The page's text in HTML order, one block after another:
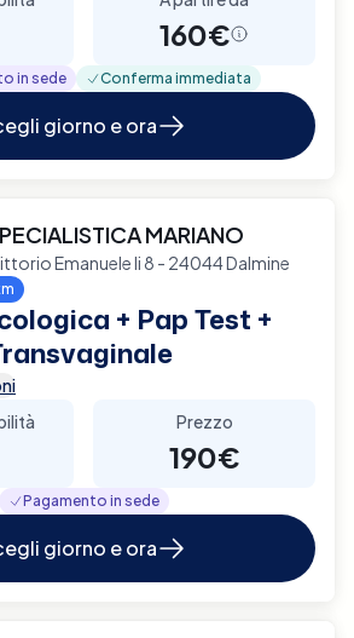
160€
in sede Conferma immediata
giorno e ora
MARIANO
Emanuele Ii 8 - 24044 Dalmine
+ Pap Test +
Prezzo
190€
Pagamento in sede
giorno e ora